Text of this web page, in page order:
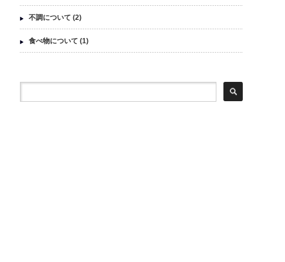
不調について (2)
食べ物について (1)